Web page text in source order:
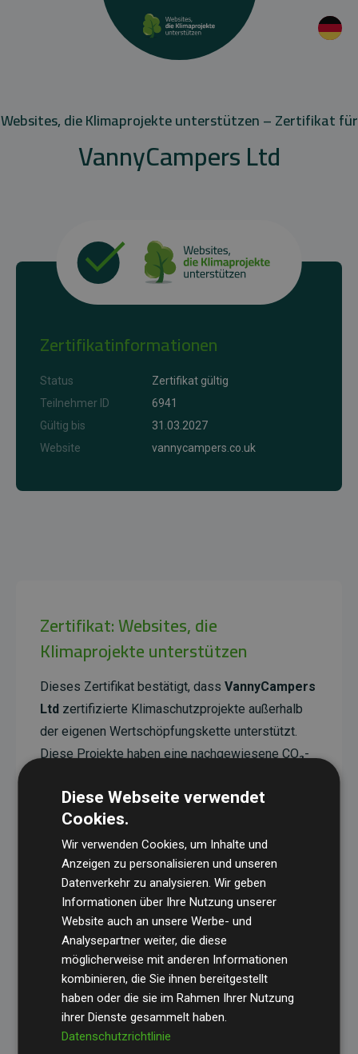
Websites, die Klimaprojekte unterstützen – Zertifikat für
VannyCampers Ltd
Zertifikatinformationen
Status
Zertifikat gültig
Teilnehmer ID
6941
Gültig bis
31.03.2027
Website
vannycampers.co.uk
Zertifikat: Websites, die
Klimaprojekte unterstützen
Dieses Zertifikat bestätigt, dass VannyCampers
Ltd zertifizierte Klimaschutzprojekte außerhalb
der eigenen Wertschöpfungskette unterstützt.
Diese Projekte haben eine nachgewiesene CO₂-
Doppelten der geschätzten Emissionen der
Website entspricht.
Alle unterstützten Projekte werden durch
Standardverifiziert und erfüllen höchste
Anforderungen an Qualität, tatsächliche
Klimawirkung und Transparenz. Weitere
Informationen zu den einzelnen Projekten finden
Sie hier.
Diese Webseite verwendet
Cookies.
Wir verwenden Cookies, um Inhalte und
Anzeigen zu personalisieren und unseren
Datenverkehr zu analysieren. Wir geben
Informationen über Ihre Nutzung unserer
Website auch an unsere Werbe- und
Analysepartner weiter, die diese
möglicherweise mit anderen Informationen
kombinieren, die Sie ihnen bereitgestellt
haben oder die sie im Rahmen Ihrer Nutzung
ihrer Dienste gesammelt haben.
Datenschutzrichtlinie